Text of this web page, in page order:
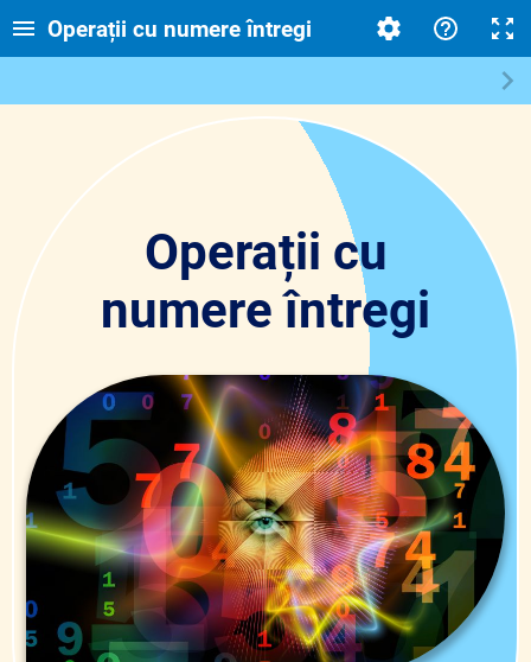
Operații cu numere întregi
Operații cu
numere întregi